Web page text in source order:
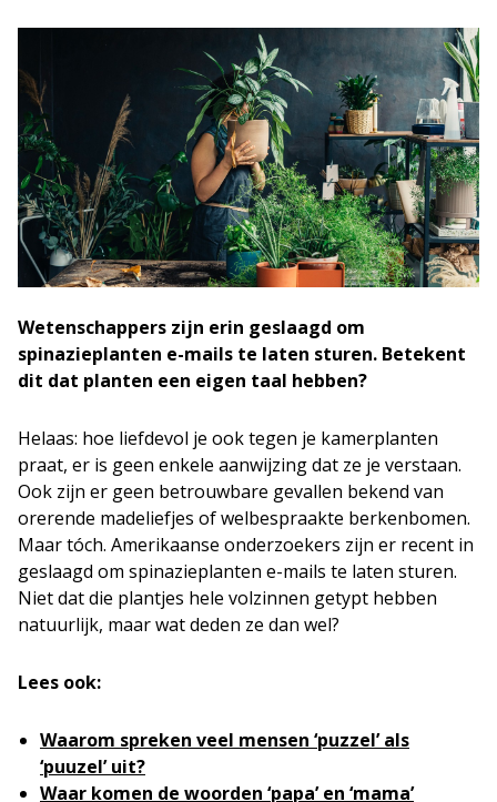
Wetenschappers zijn erin geslaagd om
spinazieplanten e-mails te laten sturen. Betekent
dit dat planten een eigen taal hebben?
Helaas: hoe liefdevol je ook tegen je kamerplanten
praat, er is geen enkele aanwijzing dat ze je verstaan.
Ook zijn er geen betrouwbare gevallen bekend van
orerende madeliefjes of welbespraakte berkenbomen.
Maar tóch. Amerikaanse onderzoekers zijn er recent in
geslaagd om spinazieplanten e-mails te laten sturen.
Niet dat die plantjes hele volzinnen getypt hebben
natuurlijk, maar wat deden ze dan wel?
Lees ook:
Waarom spreken veel mensen ‘puzzel’ als
‘puuzel’ uit?
Waar komen de woorden ‘papa’ en ‘mama’